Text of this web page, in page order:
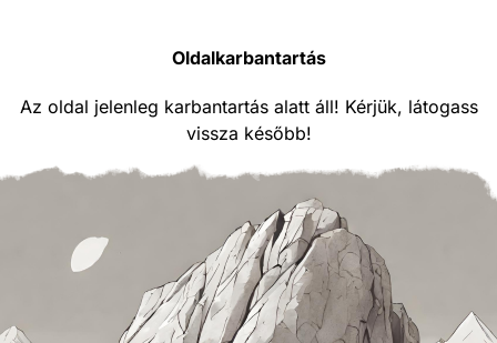
Oldalkarbantartás
Az oldal jelenleg karbantartás alatt áll! Kérjük, látogass
vissza később!